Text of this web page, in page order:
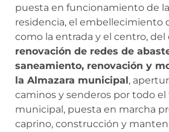
puesta en funcionamiento de
residencia, el embellecimiento
como la entrada y el centro, del
renovación de redes de
saneamiento, renovación y
la Almazara municipal,
caminos y senderos por todo
municipal, puesta en marcha
caprino, construcción y